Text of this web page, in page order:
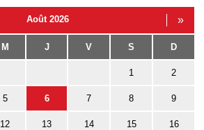
Août 2026 »
M J V S D
1 2
5 6 7 8 9
12 13 14 15 16